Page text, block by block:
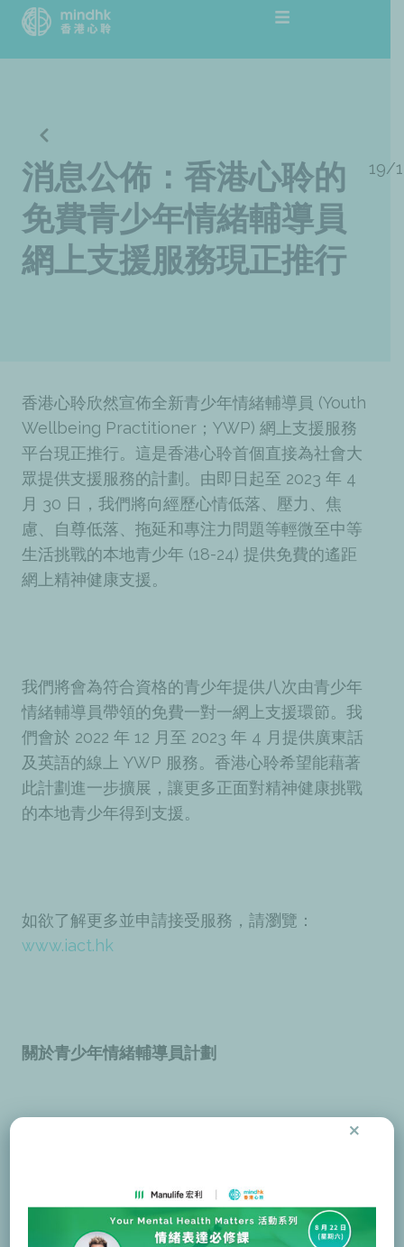
主
消息公佈：香港心聆的
免費青少年情緒輔導員
網上支援服務現正推行
19/
香港心聆欣然宣佈全新青少年情緒輔導員 (Youth
Wellbeing Practitioner；YWP) 網上支援服務
平台現正推行。這是香港心聆首個直接為社會大
眾提供支援服務的計劃。由即日起至 2023 年 4
月 30 日，我們將向經歷心情低落、壓力、焦
慮、自尊低落、拖延和專注力問題等輕微至中等
生活挑戰的本地青少年 (18-24) 提供免費的遙距
網上精神健康支援。
我們將會為符合資格的青少年提供八次由青少年
情緒輔導員帶領的免費一對一網上支援環節。我
們會於 2022 年 12 月至 2023 年 4 月提供廣東話
及英語的線上 YWP 服務。香港心聆希望能藉著
此計劃進一步擴展，讓更多正面對精神健康挑戰
的本地青少年得到支援。
如欲了解更多並申請接受服務，請瀏覽：
www.iact.hk
關於青少年情緒輔導員計劃
推行的精神健康先導計劃。本計劃獲怡和集團
「思健」慈善組織、香港置地家基金及香港交易
所基金的全數資助。計劃希望透過培訓50名
×